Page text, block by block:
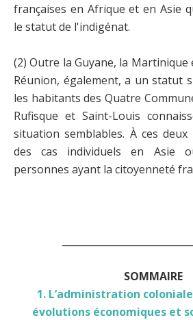
françaises en Afrique et en Asie
le statut de l'indigénat.
(2) Outre la Guyane, la Martinique
Réunion, également, a un statut
les habitants des Quatre
Rufisque et Saint-Louis
situation semblables. À ces deux
des cas individuels en Asie
personnes ayant la citoyenneté
SOMMAIRE
1. L’administration
évolutions économiques et